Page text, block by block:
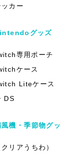
カー
グッズ
専用ポーチ
ケース
Liteケース
DS
機・季節物グ
リアうちわ）